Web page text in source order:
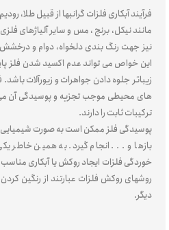
فرآیند آبکاری فلزات گرانبها از قبیل طلا،
مانند نیکل، برنج ، مس و سایر آلیاژهای
نیز جهت رنگ بندی دلخواه، دوام و
این خواص می تواند عدم اکسید شدن فلز
زیباتر جلوه دادن جواهرات و زیورآلات
های محیطی موجب تجزیه و پوسیدگی آن
ترکیبات ثابت را دارند.
پوسیدگی فلز ممکن است به صورت شیمیایی
بازها و . . . انجام گیرد. به همین خاطر
خوردگی فلزات ایجاد روکش یا آبکاری
روشهای روکش فلزات عبارتند از رنگین کردن
دیگر.